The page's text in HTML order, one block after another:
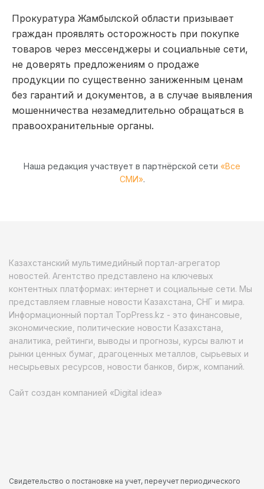
Прокуратура Жамбылской области призывает
граждан проявлять осторожность при покупке
товаров через мессенджеры и социальные сети,
не доверять предложениям о продаже
продукции по существенно заниженным ценам
без гарантий и документов, а в случае выявления
мошенничества незамедлительно обращаться в
правоохранительные органы.
Наша редакция участвует в партнёрской сети «Все
СМИ».
Казахстанский мультимедийный портал-агрегатор
новостей. Агентство представлено на ключевых
контентных платформах: интернет и социальные сети. Мы
представляем главные новости Казахстана, СНГ и мира.
Информационный портал TopPress.kz - это финансовые,
экономические, политические новости Казахстана,
аналитика, рейтинги, выводы и прогнозы, курсы валют и
рынки ценных бумаг, драгоценных металлов, сырьевых и
несырьевых ресурсов, новости банков, бирж, компаний.
Сайт создан компанией «Digital idea»
Свидетельство о постановке на учет, переучет периодического